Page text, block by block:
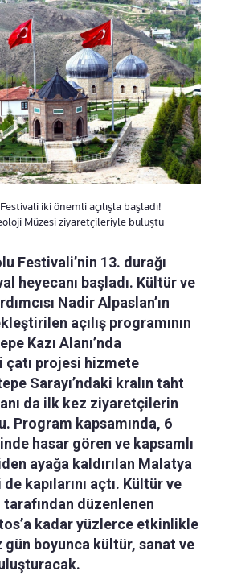
iki önemli açılışla başladı!
Müzesi ziyaretçileriyle buluştu
Festivali’nin 13. durağı
heyecanı başladı. Kültür ve
Nadir Alpaslan’ın
açılış programının
Kazı Alanı’nda
çatı projesi hizmete
Sarayı’ndaki kralın taht
da ilk kez ziyaretçilerin
Program kapsamında, 6
hasar gören ve kapsamlı
ayağa kaldırılan Malatya
kapılarını açtı. Kültür ve
tarafından düzenlenen
kadar yüzlerce etkinlikle
gün boyunca kültür, sanat ve